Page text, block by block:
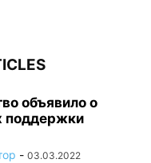
объявило о
поддержки
- 03.03.2022